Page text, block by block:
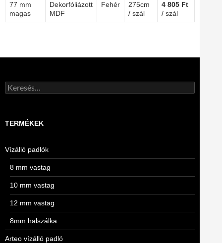
77 mm
magas
Dekorfóliázott
MDF
Fehér
275cm
/ szál
4 805 Ft
/ szál
Keresés:
TERMÉKEK
Vízálló padlók
8 mm vastag
10 mm vastag
12 mm vastag
8mm halszálka
Arteo vízálló padló